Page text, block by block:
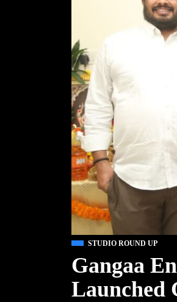
STUDIO ROUND UP
Gangaa
Launched